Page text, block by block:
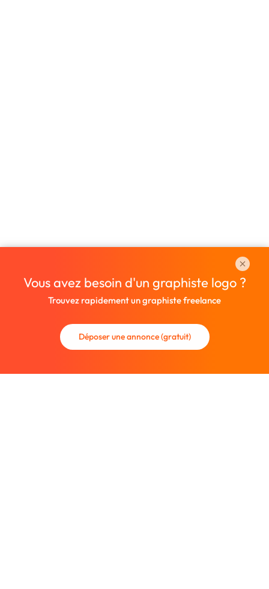
Vous avez besoin d'un graphiste logo ?
Trouvez rapidement un graphiste freelance
Déposer une annonce (gratuit)